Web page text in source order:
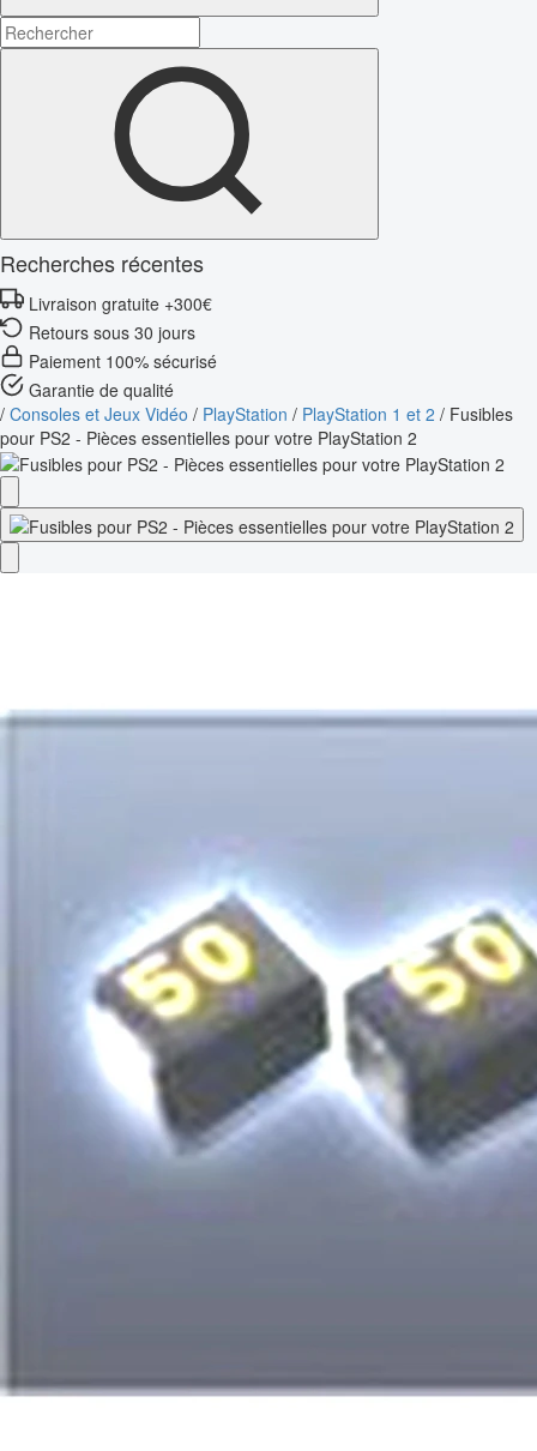
Recherches récentes
Livraison gratuite +300€
Retours sous 30 jours
Paiement 100% sécurisé
Garantie de qualité
/ Consoles et Jeux Vidéo / PlayStation / PlayStation 1 et 2 / Fusibles
pour PS2 - Pièces essentielles pour votre PlayStation 2